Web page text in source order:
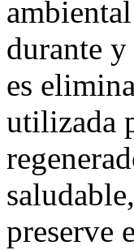
durante
es
utilizada
preserve